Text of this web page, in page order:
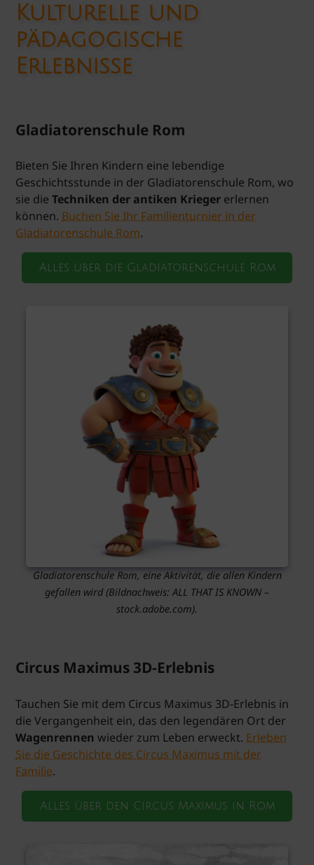
Kulturelle und
pädagogische
Erlebnisse
Gladiatorenschule Rom
Bieten Sie Ihren Kindern eine lebendige
Geschichtsstunde in der Gladiatorenschule Rom, wo
sie dieTechniken der antiken Krieger erlernen
können. Buchen Sie Ihr Familienturnier in der
Gladiatorenschule Rom.
Alles über die Gladiatorenschule Rom
Gladiatorenschule Rom, eine Aktivität, die allen Kindern
gefallen wird(Bildnachweis: ALL THAT IS KNOWN –
stock.adobe.com).
Circus Maximus 3D-Erlebnis
Tauchen Sie mit dem Circus Maximus 3D-Erlebnis in
die Vergangenheit ein, das den legendären Ort der
Wagenrennen wieder zum Leben erweckt. Erleben
Sie die Geschichte des Circus Maximus mit der
Familie.
Alles über den Circus Maximus in Rom